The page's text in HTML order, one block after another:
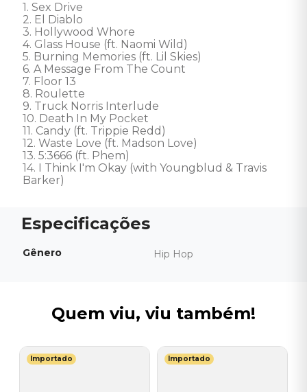
1. Sex Drive
2. El Diablo
3. Hollywood Whore
4. Glass House (ft. Naomi Wild)
5. Burning Memories (ft. Lil Skies)
6. A Message From The Count
7. Floor 13
8. Roulette
9. Truck Norris Interlude
10. Death In My Pocket
11. Candy (ft. Trippie Redd)
12. Waste Love (ft. Madson Love)
13. 5:3666 (ft. Phem)
14. I Think I'm Okay (with Youngblud & Travis
Barker)
Gênero Hip Hop
Quem viu, viu também!
Importado Importado